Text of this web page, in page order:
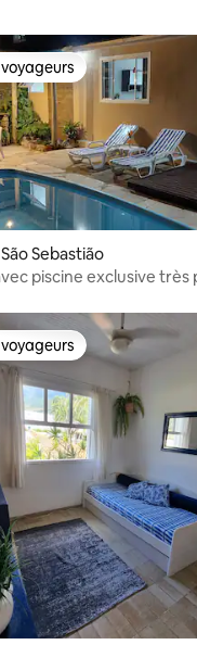
Sebastião
piscine exclusive très